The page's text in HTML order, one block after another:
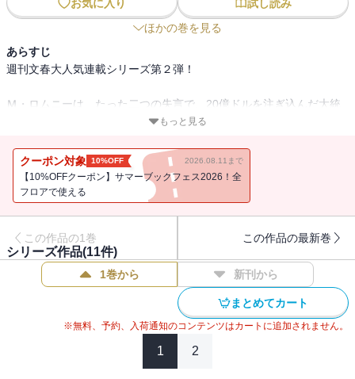
お気に入り
試し読み
ほかの巻を見る
あらすじ
週刊文春大人気連載シリーズ第２弾！
Ｍ・ロムニーは、たった二つの失言で、20億ドルを注ぎ込んだ大統
領選をしくじった。言葉を制する者はアメリカを制す。言葉を知れ
ア・・・・・・日々、かの国で生まれる新語・名言・迷言を現地か
ら毎週レポート。解説 モーリー・ロバートソン
もっと見る
クーポン対象 10%OFF 2026.08.11まで
【10%OFFクーポン】サマーブックフェス2026！全
フロアで使える
この作品の1巻 この作品の最新巻
シリーズ作品(11件)
1巻から 新刊から
まとめてカート
※無料、予約、入荷通知のコンテンツはカートに追加されません。
1 2